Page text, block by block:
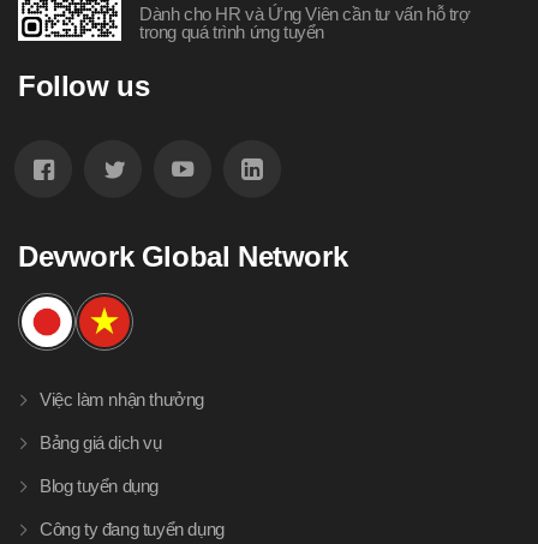
Dành cho HR và Ứng Viên cần tư vấn hỗ trợ
trong quá trình ứng tuyển
Follow us
Devwork Global Network
Việc làm nhận thưởng
Bảng giá dịch vụ
Blog tuyển dụng
Công ty đang tuyển dụng